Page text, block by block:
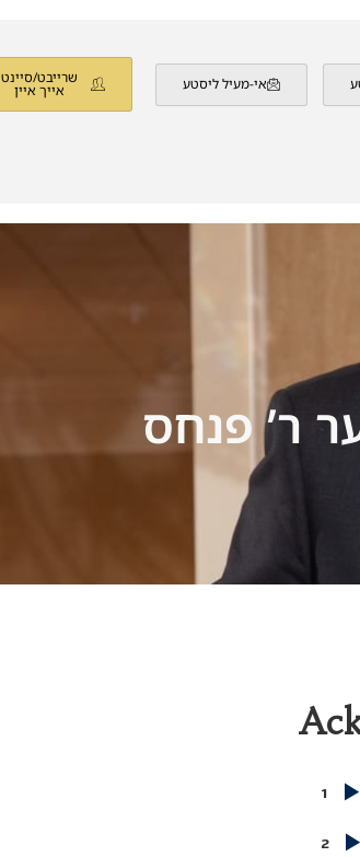
שרייבט/סיינט
אייך איין אי-מעיל ליסטע
ר’ פנחס
1
2